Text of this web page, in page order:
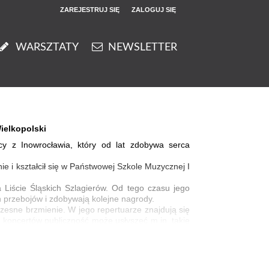
ZAREJESTRUJ SIĘ ZALOGUJ SIĘ
WARSZTATY NEWSLETTER
z Inowrocławia, który od lat zdobywa serca
i kształcił się w Państwowej Szkole Muzycznej I
Śląskich Szlagierów. Od tego czasu jego
i zdobywają kolejne nagrody.
brzmienie. W jego repertuarze znajdują się
kontakt z publicznością, autentyczność i